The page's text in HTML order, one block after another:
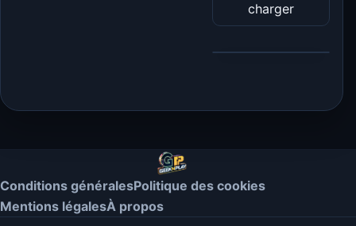
charger
Conditions généralesPolitique des cookies
Mentions légalesÀ propos